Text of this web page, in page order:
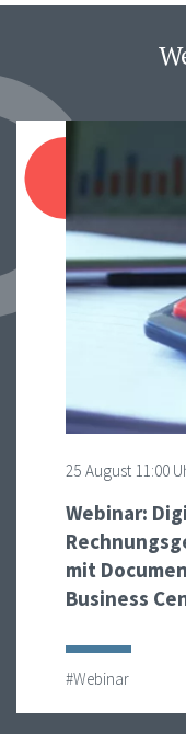
25 August 11:00
Webinar:
mit
Business
#Webinar